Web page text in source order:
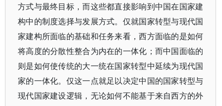
方式与最终目标，而这些都直接影响到中国在国家建
构中的制度选择与发展方式。仅就国家转型与现代国
家建构所面临的基础和任务来看，西方面临的是如何
将高度的分散性整合为内在的一体化；而中国面临的
则是如何使传统的大一统在国家转型中延续为现代国
家的一体化。仅这一点就足以决定中国的国家转型与
现代国家建设逻辑，无论如何不能基于来自西方的外